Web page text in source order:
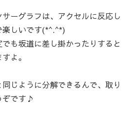
ーグラフは、アクセルに反応し
楽しいです(*^.^*)
も坂道に差し掛かったりすると
よ。
じように分解できるんで、取り
ぞです♪